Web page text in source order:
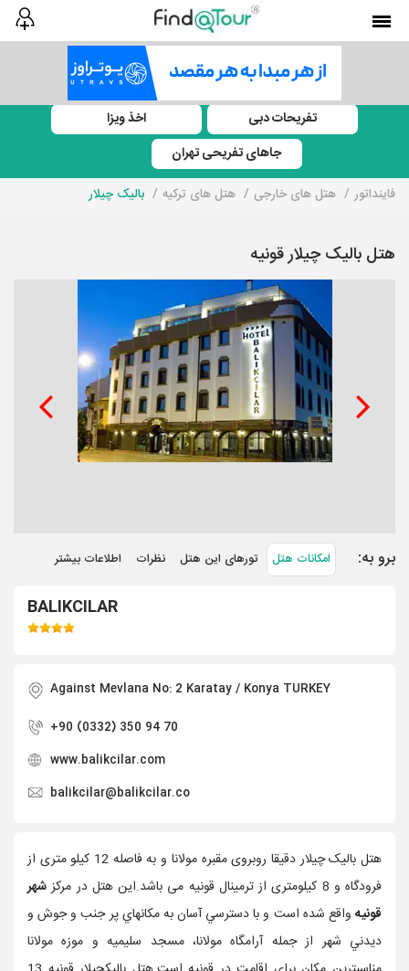
تفریحات دبی
اخذ ویزا
جاهای تفریحی تهران
فاینداتور هتل های خارجی هتل های ترکیه بالیک چیلار
هتل بالیک چیلار قونیه
برو به: امکانات هتل تورهای این هتل نظرات اطلاعات بیشتر
BALIKCILAR
Against Mevlana No: 2 Karatay / Konya TURKEY
+90 (0332) 350 94 70
www.balikcilar.com
balikcilar@balikcilar.co
هتل بالیک چیلار دقیقا روبروی مقبره مولانا و به فاصله 12 کیلو متری از
فرودگاه و 8 کیلومتری از ترمینال قونیه می باشد.این هتل در مرکز
شهر
قونيه واقع شده است و با دسترسي آسان به مکانهاي پر جنب و جوش و
ديدني شهر از جمله آرامگاه مولانا، مسجد سليميه و موزه مولانا